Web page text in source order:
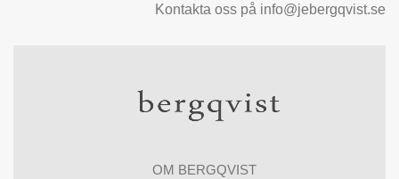
Kontakta oss på info@jebergqvist.se
OM BERGQVIST